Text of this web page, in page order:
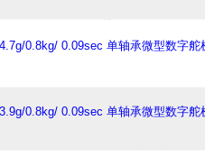
0.8kg/ 0.09sec 单轴承微型数字舵
0.8kg/ 0.09sec 单轴承微型数字舵